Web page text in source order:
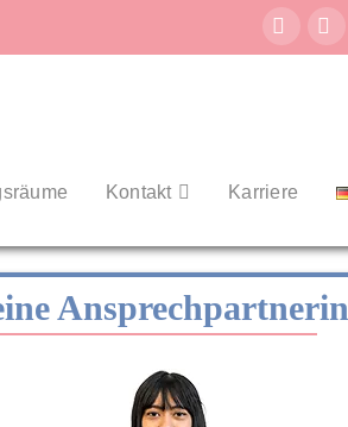
Kontakt Karriere
Ansprechpartnerin